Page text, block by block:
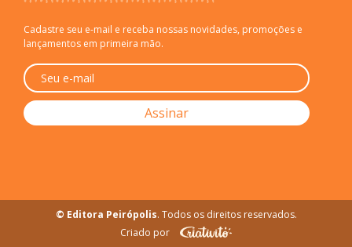
Cadastre seu e-mail e receba nossas novidades, promoções e
lançamentos em primeira mão.
© Editora Peirópolis. Todos os direitos reservados.
Criado por